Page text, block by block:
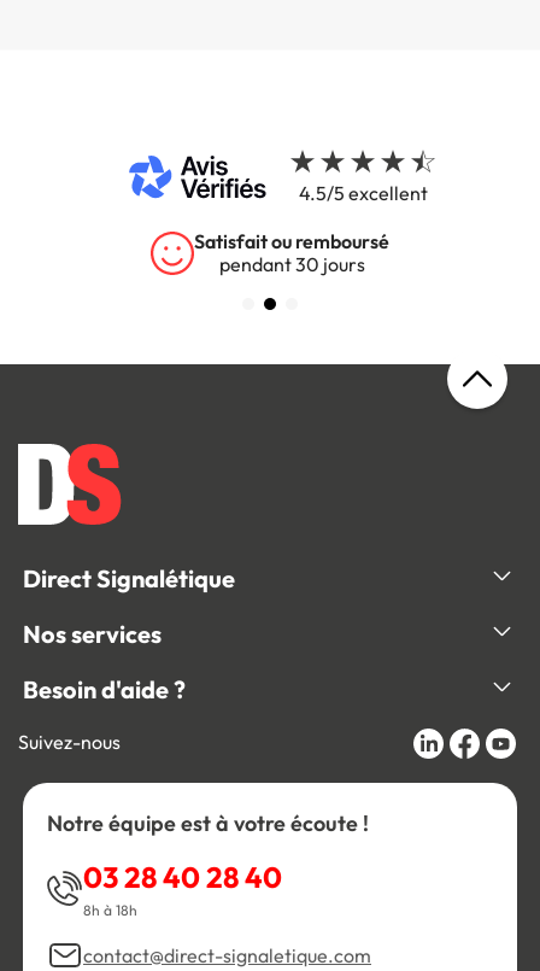
4.5/5 excellent
Garantie 5 ans
sur tous nos produits
Direct Signalétique
Nos services
Besoin d'aide ?
Suivez-nous
Notre équipe est à votre écoute !
03 28 40 28 40
8h à 18h
contact@direct-signaletique.com